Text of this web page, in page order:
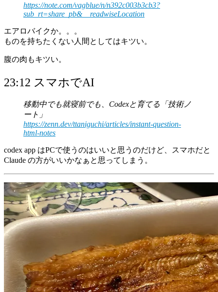
https://note.com/vagblue/n/n392c003b3cb3?
sub_rt=share_pb&__readwiseLocation
エアロバイクか。。。
ものを持ちたくない人間としてはキツい。
腹の肉もキツい。
23:12 スマホでAI
移動中でも就寝前でも、Codexと育てる「技術ノ
ート」
https://zenn.dev/ttaniguchi/articles/instant-question-
html-notes
codex app はPCで使うのはいいと思うのだけど、スマホだと
Claude の方がいいかなぁと思ってしまう。